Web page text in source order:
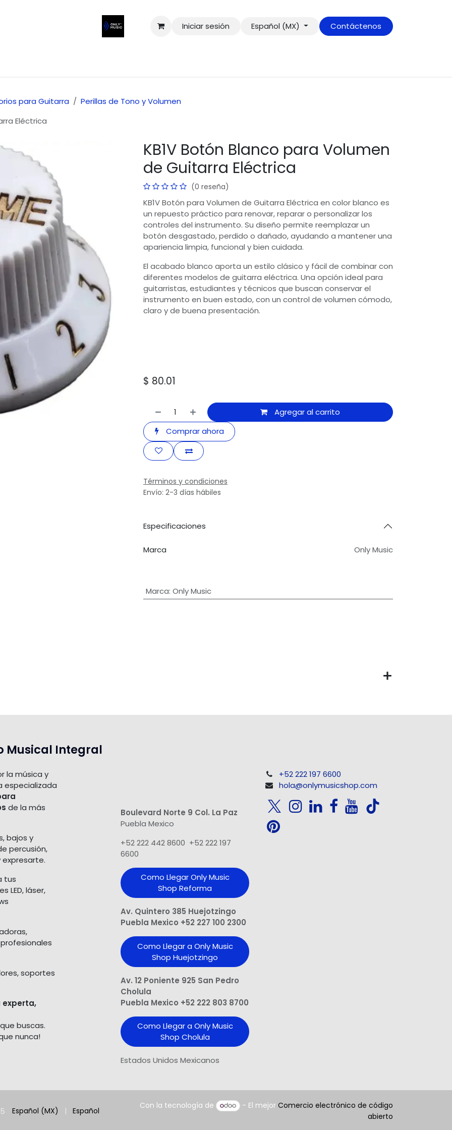
Iniciar sesión Español (MX) Contáctenos
para Guitarra
Perillas de Tono y Volumen
Eléctrica
KB1V Botón Blanco para Volumen
de Guitarra Eléctrica
(0 reseña)
KB1V Botón para Volumen de Guitarra Eléctrica en color blanco es
un repuesto práctico para renovar, reparar o personalizar los
controles del instrumento. Su diseño permite reemplazar un
botón desgastado, perdido o dañado, ayudando a mantener una
apariencia limpia, funcional y bien cuidada.
El acabado blanco aporta un estilo clásico y fácil de combinar con
diferentes modelos de guitarra eléctrica. Una opción ideal para
guitarristas, estudiantes y técnicos que buscan conservar el
instrumento en buen estado, con un control de volumen cómodo,
claro y de buena presentación.
$ 80.01
Agregar al carrito
Comprar ahora
Términos y condiciones
Envío: 2-3 días hábiles
Especificaciones
Marca Only Music
Marca: Only Music
Musical Integral
la música y
especializada
de la más
bajos y
percusión,
tus
LED, láser,
soportes
experta,
buscas.
nunca!
Boulevard Norte 9 Col. La Paz
Puebla Mexico
+52 222 442 8600 +52 222 197
6600
Como Llegar Only Music
Shop​ Reforma
Av. Quintero 385 Huejotzingo
Puebla Mexico +52 227 100 2300
Como Llegar a Only Music
Shop Huejotzingo
Av. 12 Poniente 925 San Pedro
Cholula
Puebla Mexico +52 222 803 8700
Como Llegar a Only Music
Shop Cholula
Estados Unidos Mexicanos
+52 222 197 6600
hola@onlymusicshop.com
Español (MX) | Español
Con la tecnología de - El mejor Comercio electrónico de código
abierto